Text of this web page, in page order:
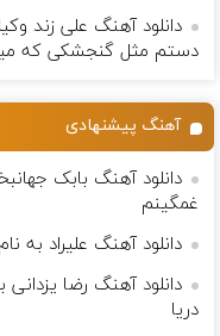
دانلود آهنگ علی زند
دستم مثل گنجشكی كه
آهنگ پیشنهادی
دانلود آهنگ بابک
غمگینم
دانلود آهنگ علیراد به
دانلود آهنگ رضا
دریا